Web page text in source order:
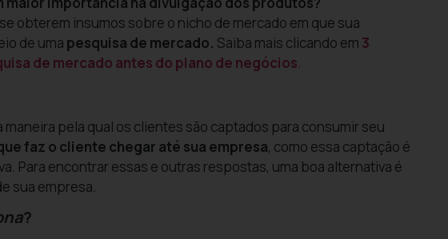
obterem insumos sobre o nicho de mercado em que sua
de uma pesquisa de mercado. Saiba mais clicando em 3
de mercado antes do plano de negócios.
pela qual os clientes são captados para consumir seu
faz o cliente chegar até sua empresa, como essa captação é
Para encontrar essas e outras respostas, uma boa alternativa é
sua empresa.
?